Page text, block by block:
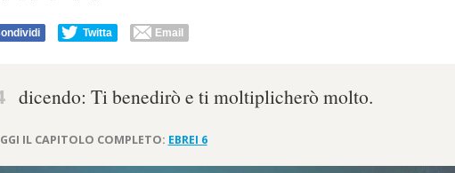
Twitta Email
dicendo: Ti benedirò e ti moltiplicherò molto.
IL CAPITOLO COMPLETO: EBREI 6